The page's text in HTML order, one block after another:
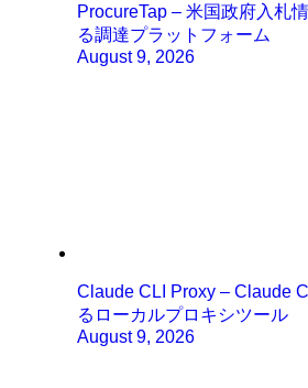
ProcureTap – 米国政府入札
る調達プラットフォーム
August 9, 2026
Claude CLI Proxy – Claude
るローカルプロキシツール
August 9, 2026